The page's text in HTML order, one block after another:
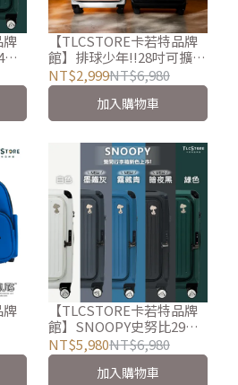
牌
【TLCSTORE卡若特品牌
館】排球少年!!28吋可擴充
前開上掀行李箱
NT$2,999NT$6,980
加入購物車
牌
【TLCSTORE卡若特品牌
館】SNOOPY史努比29吋
經典雙開上掀行李箱-8色
可選
NT$5,980NT$6,980
加入購物車